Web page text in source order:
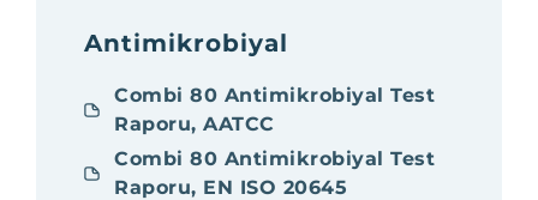
Antimikrobiyal
Combi 80 Antimikrobiyal Test
Raporu, AATCC
Combi 80 Antimikrobiyal Test
Raporu, EN ISO 20645